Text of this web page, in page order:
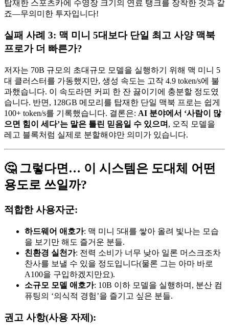
탑재한 스포츠카에 수영장 크기의 연료 탱크를 장착한 것과 같
죠—무의미한 투자입니다!
실패 사례 3: 맥 미니 5대보다 단일 최고 사양 맥북
프로가 더 빠른가?
저자는 70B 규모의 초대규모 모델을 실행하기 위해 맥 미니 5
대 클러스터를 가동했지만, 생성 속도는 고작 4.9 token/s에 불
과했습니다. 이 속도라면 커피 한 잔 끓이기에 충분할 정도였
습니다. 반면, 128GB 메모리를 탑재한 단일 맥북 프로는 쉽게
100+ token/s를 기록했습니다. 결론은: AI 분야에서 ‘사람이 많
으면 힘이 세다’는 말은 틀린 믿음일 수 있으며 , 오직 모델을
레고 블록처럼 실제로 분할해야만 의미가 있습니다.
🤔 그렇다면… 이 시스템은 도대체 어떤
용도로 쓰일까?
적합한 사용자군:
하드웨어 애호가: 맥 미니 5대를 쌓아 올려 빛나는 모습
을 보기만 해도 즐거운 분들.
친환경 실천가: 전력 소비가 너무 낮아 일론 머스크조차
찬사를 보낼 수 있을 정도입니다(물론 그는 아마 바로
A100을 구입하겠지만요).
소규모 모델 애호가: 10B 이하 모델을 실행하며, 분산 컴
퓨팅의 ‘의식적 경험’을 즐기고 싶은 분들.
권고 사항(사용 자제):